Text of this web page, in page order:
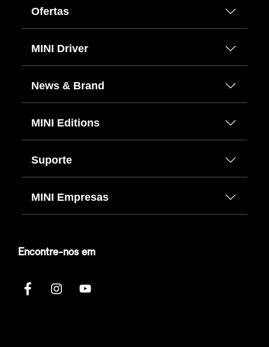
Ofertas
MINI Driver
News & Brand
MINI Editions
Suporte
MINI Empresas
Encontre-nos em